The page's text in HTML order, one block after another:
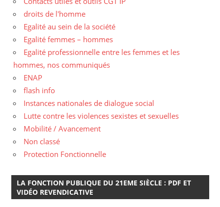
droits de l'homme
Egalité au sein de la société
Egalité femmes – hommes
Egalité professionnelle entre les femmes et les
hommes, nos communiqués
ENAP
flash info
Instances nationales de dialogue social
Lutte contre les violences sexistes et sexuelles
Mobilité / Avancement
Non classé
Protection Fonctionnelle
LA FONCTION PUBLIQUE DU 21EME SIÈCLE : PDF ET
VIDÉO REVENDICATIVE